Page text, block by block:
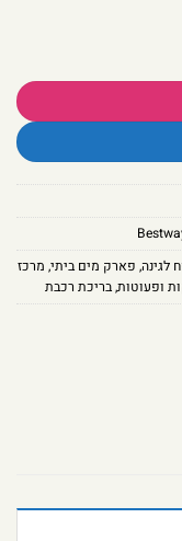
לגינה, פארק מים ביתי, מרכז
ופעוטות,בריכת רכבת